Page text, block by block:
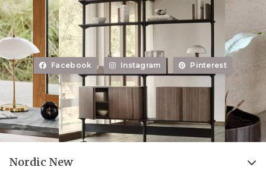
Facebook Instagram Pinterest
Nordic New